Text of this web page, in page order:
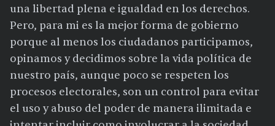
una libertad plena e igualdad en los derechos.
Pero, para mi es la mejor forma de gobierno
porque al menos los ciudadanos participamos,
opinamos y decidimos sobre la vida política de
nuestro país, aunque poco se respeten los
procesos electorales, son un control para evitar
el uso y abuso del poder de manera ilimitada e